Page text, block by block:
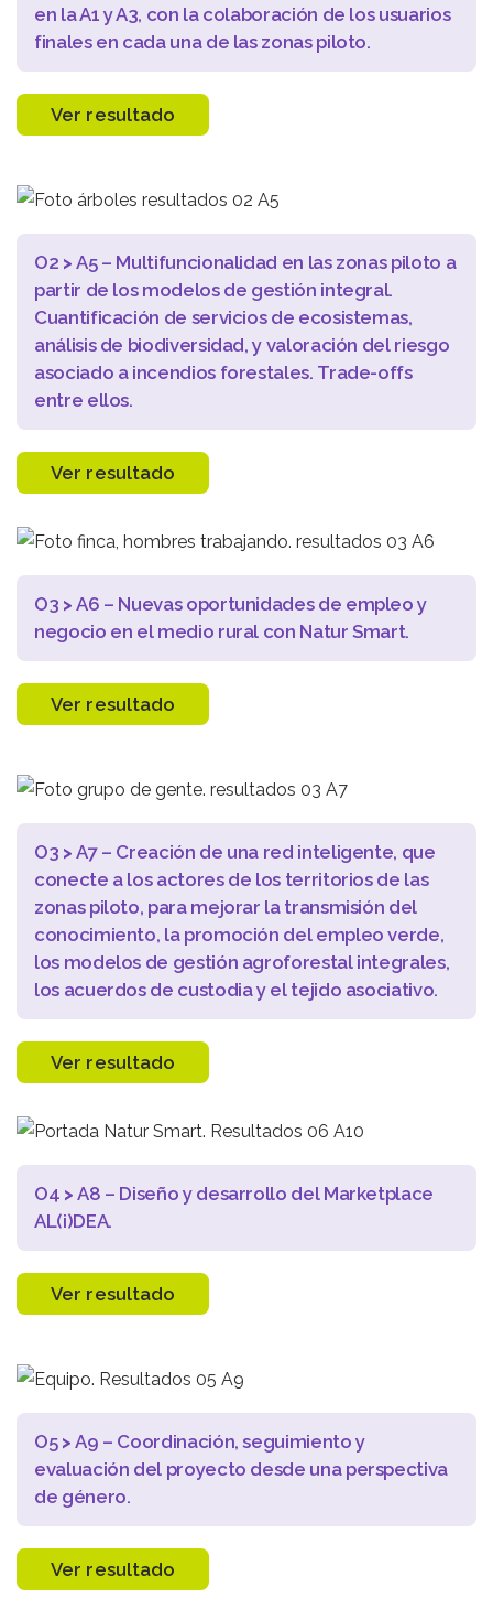
en la A1 y A3, con la colaboración de los usuarios
finales en cada una de las zonas piloto.
Ver resultado
O2 >A5 – Multifuncionalidad en las zonas piloto a
partir de los modelos de gestión integral.
Cuantificación de servicios de ecosistemas,
análisis de biodiversidad, y valoración del riesgo
asociado a incendios forestales. Trade-offs
entre ellos.
Ver resultado
O3 >A6 – Nuevas oportunidades de empleo y
negocio en el medio rural con Natur Smart.
Ver resultado
O3 >A7 – Creación de una red inteligente, que
conecte a los actores de los territorios de las
zonas piloto, para mejorar la transmisión del
conocimiento, la promoción del empleo verde,
los modelos de gestión agroforestal integrales,
los acuerdos de custodia y el tejido asociativo.
Ver resultado
O4 >A8 – Diseño y desarrollo del Marketplace
AL(i)DEA.
Ver resultado
O5>A9 – Coordinación, seguimiento y
evaluación del proyecto desde una perspectiva
de género.
Ver resultado